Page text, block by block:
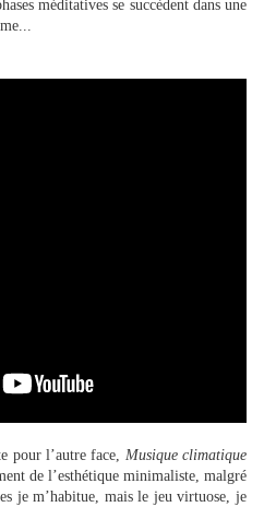
méditatives se succèdent dans une
pour l’autre face, Musique climatique
de l’esthétique minimaliste, malgré
je m’habitue, mais le jeu virtuose, je